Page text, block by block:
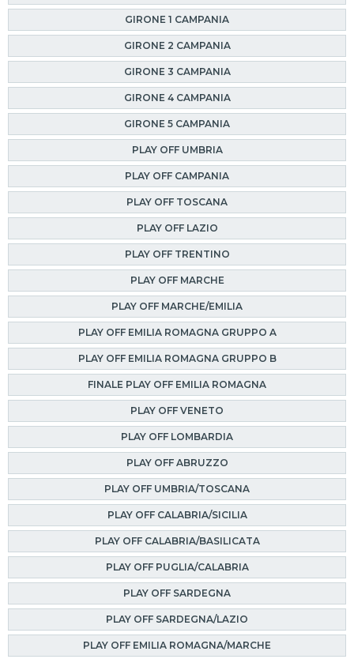
GIRONE 1 CAMPANIA
GIRONE 2 CAMPANIA
GIRONE 3 CAMPANIA
GIRONE 4 CAMPANIA
GIRONE 5 CAMPANIA
PLAY OFF UMBRIA
PLAY OFF CAMPANIA
PLAY OFF TOSCANA
PLAY OFF LAZIO
PLAY OFF TRENTINO
PLAY OFF MARCHE
PLAY OFF MARCHE/EMILIA
PLAY OFF EMILIA ROMAGNA GRUPPO A
PLAY OFF EMILIA ROMAGNA GRUPPO B
FINALE PLAY OFF EMILIA ROMAGNA
PLAY OFF VENETO
PLAY OFF LOMBARDIA
PLAY OFF ABRUZZO
PLAY OFF UMBRIA/TOSCANA
PLAY OFF CALABRIA/SICILIA
PLAY OFF CALABRIA/BASILICATA
PLAY OFF PUGLIA/CALABRIA
PLAY OFF SARDEGNA
PLAY OFF SARDEGNA/LAZIO
PLAY OFF EMILIA ROMAGNA/MARCHE